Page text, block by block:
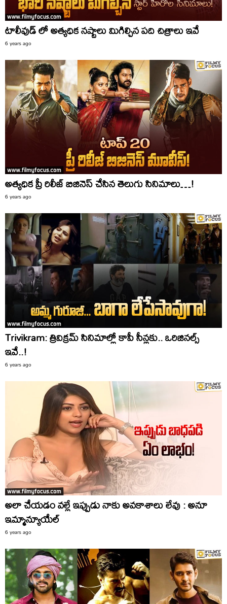
టాలీవుడ్ లో అత్యధిక నష్టాలు మిగిల్చిన పది చిత్రాలు ఇవే
6 years ago
అత్యధిక ప్రీ రిలీజ్ బిజినెస్ చేసిన తెలుగు సినిమాలు…!
6 years ago
Trivikram: త్రివిక్రమ్ సినిమాల్లో కాపీ సీన్లకు.. ఒరిజినల్స్
ఇవే..!
6 years ago
అలా చేయడం వల్లే ఇప్పుడు నాకు అవకాశాలు లేవు : అనూ
ఇమ్మాన్యూయేల్
6 years ago